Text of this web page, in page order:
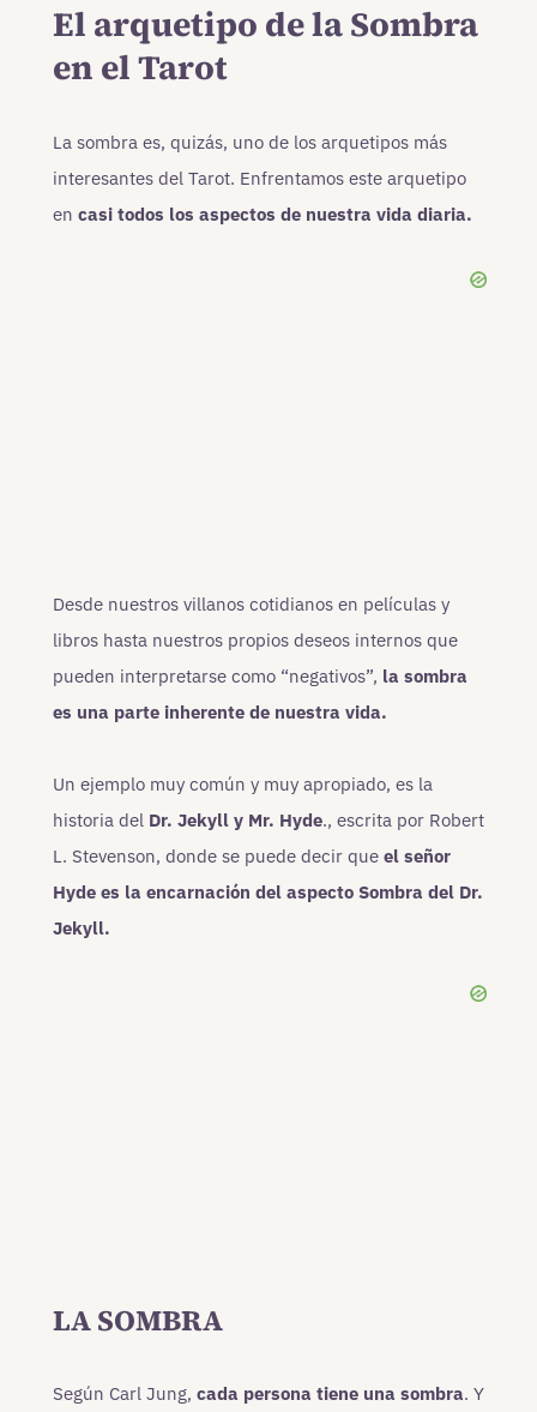
El arquetipo de la Sombra
en el Tarot
La sombra es, quizás, uno de los arquetipos más
interesantes del Tarot. Enfrentamos este arquetipo
en casi todos los aspectos de nuestra vida diaria.
Desde nuestros villanos cotidianos en películas y
libros hasta nuestros propios deseos internos que
pueden interpretarse como “negativos”, la sombra
es una parte inherente de nuestra vida.
Un ejemplo muy común y muy apropiado, es la
historia del Dr. Jekyll y Mr. Hyde., escrita por Robert
L. Stevenson, donde se puede decir que el señor
Hyde es la encarnación del aspecto Sombra del Dr.
Jekyll.
LA SOMBRA
Según Carl Jung, cada persona tiene una sombra. Y